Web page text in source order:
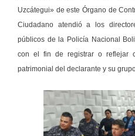
Uzcátegui» de este Órgano de
Ciudadano atendió a los
públicos de la Policía Nacional
con el fin de registrar o reflejar
patrimonial del declarante y su